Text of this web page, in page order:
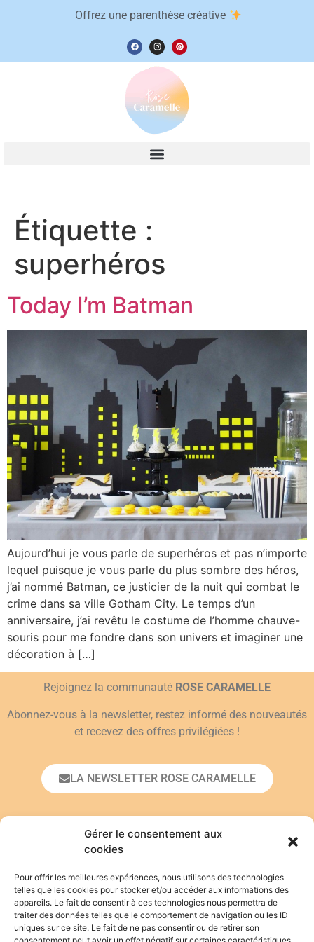
Gérer le consentement aux
cookies
Pour offrir les meilleures expériences, nous utilisons des technologies
telles que les cookies pour stocker et/ou accéder aux informations des
appareils. Le fait de consentir à ces technologies nous permettra de
traiter des données telles que le comportement de navigation ou les ID
uniques sur ce site. Le fait de ne pas consentir ou de retirer son
Offrez une parenthèse créative
Étiquette :
superhéros
Today I’m Batman
Aujourd’hui je vous parle de superhéros et pas n’importe
lequel puisque je vous parle du plus sombre des héros,
j’ai nommé Batman, ce justicier de la nuit qui combat le
crime dans sa ville Gotham City. Le temps d’un
anniversaire, j’ai revêtu le costume de l’homme chauve-
souris pour me fondre dans son univers et imaginer une
décoration à […]
Rejoignez la communauté ROSE CARAMELLE
Abonnez-vous à la newsletter, restez informé des nouveautés
et recevez des offres privilégiées !
LA NEWSLETTER ROSE CARAMELLE
Adresse email*
En vous inscrivant, vous acceptez de vous